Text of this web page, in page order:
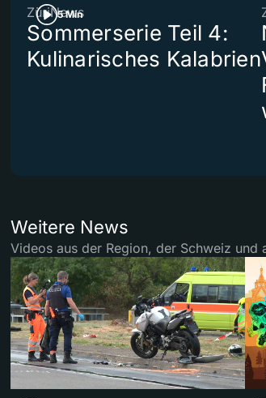
5 Min
ZüriNews
Sommerserie Teil 4:
Kulinarisches Kalabrien
Weitere News
Videos aus der Region, der Schweiz und